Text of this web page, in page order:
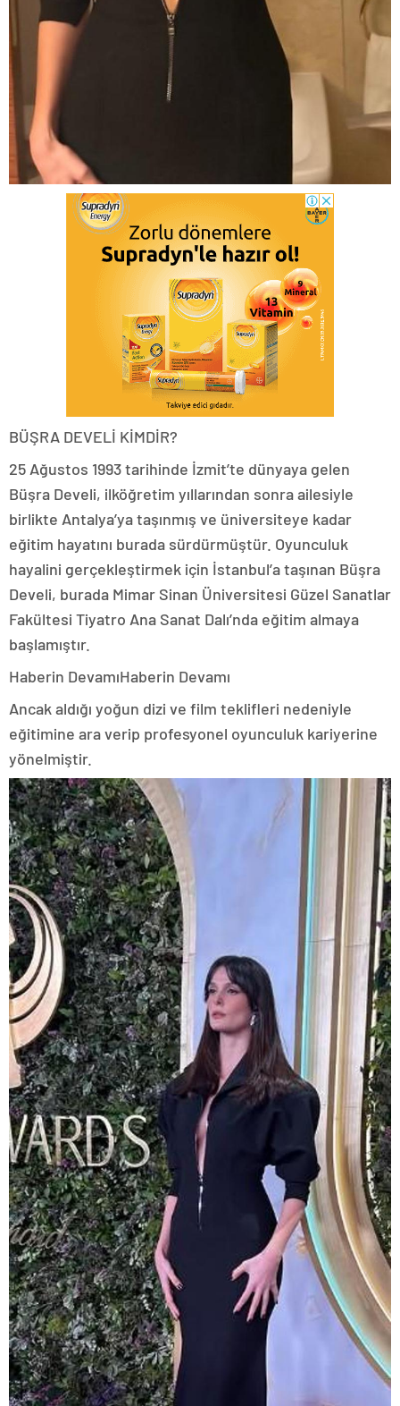
BÜŞRA DEVELİ KİMDİR?
25 Ağustos 1993 tarihinde İzmit’te dünyaya gelen
Büşra Develi, ilköğretim yıllarından sonra ailesiyle
birlikte Antalya’ya taşınmış ve üniversiteye kadar
eğitim hayatını burada sürdürmüştür. Oyunculuk
hayalini gerçekleştirmek için İstanbul’a taşınan Büşra
Develi, burada Mimar Sinan Üniversitesi Güzel Sanatlar
Fakültesi Tiyatro Ana Sanat Dalı’nda eğitim almaya
başlamıştır.
Haberin DevamıHaberin Devamı
Ancak aldığı yoğun dizi ve film teklifleri nedeniyle
eğitimine ara verip profesyonel oyunculuk kariyerine
yönelmiştir.